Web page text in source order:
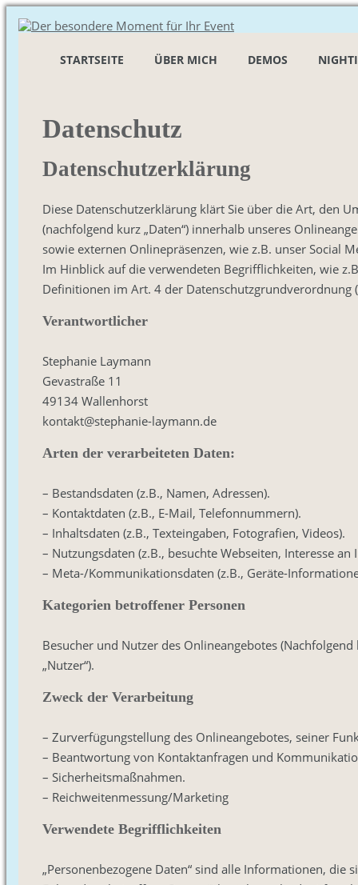
STARTSEITE ÜBER MICH DEMOS
Datenschutz
Datenschutzerklärung
Diese Datenschutzerklärung klärt Sie über die Art, den
(nachfolgend kurz „Daten“) innerhalb unseres
sowie externen Onlinepräsenzen, wie z.B. unser Social
Im Hinblick auf die verwendeten Begrifflichkeiten, wie
Definitionen im Art. 4 der Datenschutzgrundverordnung
Verantwortlicher
Stephanie Laymann
Gevastraße 11
49134 Wallenhorst
kontakt@stephanie-laymann.de
Arten der verarbeiteten Daten:
– Bestandsdaten (z.B., Namen, Adressen).
– Kontaktdaten (z.B., E-Mail, Telefonnummern).
– Inhaltsdaten (z.B., Texteingaben, Fotografien, Videos).
– Nutzungsdaten (z.B., besuchte Webseiten, Interesse
– Meta-/Kommunikationsdaten (z.B., Geräte-
Kategorien betroffener Personen
Besucher und Nutzer des Onlineangebotes
„Nutzer“).
Zweck der Verarbeitung
– Zurverfügungstellung des Onlineangebotes, seiner
– Beantwortung von Kontaktanfragen und
– Sicherheitsmaßnahmen.
– Reichweitenmessung/Marketing
Verwendete Begrifflichkeiten
„Personenbezogene Daten“ sind alle Informationen,